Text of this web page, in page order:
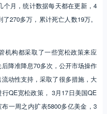
个月，统计数据每天都在更新，4
270多万，累计死亡人数19万。
机构都采取了一些宽松政策来应
降准降息70多次，公开市场操作
动性支持，采取了很多措施，大
QE宽松政策， 3月17日美国QE
一周之内扩表5800多亿美金，3